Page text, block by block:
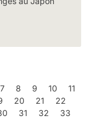
7 8 9 10
11
20 21
22
31 32
33